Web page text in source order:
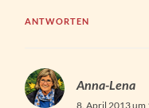
ANTWORTEN
Anna-Lena
8. April 2013 um